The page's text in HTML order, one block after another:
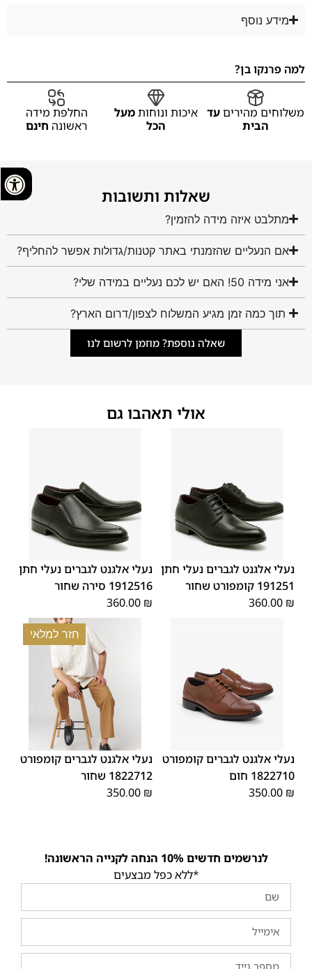
מידע נוסף
למה פרנקו בן?
משלוחים מהיריםעד
הבית
איכות ונוחותמעל
הכל
החלפת מידה
ראשונה חינם
שאלות ותשובות
מתלבט איזה מידה להזמין?
אם הנעליים שהזמנתי באתר קטנות/גדולות אפשר להחליף?
אני מידה 50! האם יש לכם נעליים במידה שלי?
תוך כמה זמן מגיע המשלוח לצפון/דרום הארץ?
שאלה נוספת? מוזמן לרשום לנו
אולי תאהבו גם
40
41
42
43
44
נעלי אלגנט לגברים נעלי חתן
191251 קומפורט שחור
360.00 ₪
40
41
42
43
44
נעלי אלגנט לגברים נעלי חתן
1912516 סירה שחור
360.00 ₪
נעלי אלגנט לגברים קומפורט
1822710 חום
350.00 ₪
חזר למלאי
39
40
41
42
44
נעלי אלגנט לגברים קומפורט
1822712 שחור
350.00 ₪
לנרשמים חדשים 10% הנחה לקנייה הראשונה!
*ללא כפל מבצעים